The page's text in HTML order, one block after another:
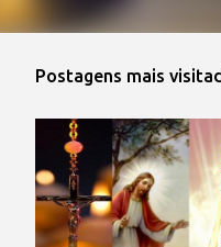
Postagens mais